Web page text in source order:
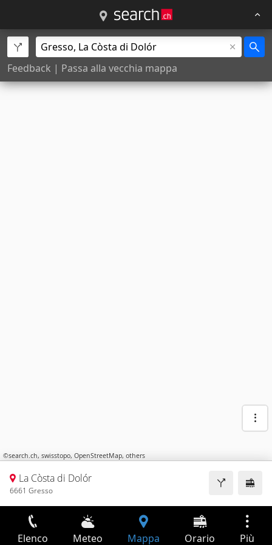
Feedback | Passa alla vecchia mappa
©search.ch, swisstopo, OpenStreetMap, others
La Còsta di Dolór
6661 Gresso
Elenco Meteo Mappa Orario Più